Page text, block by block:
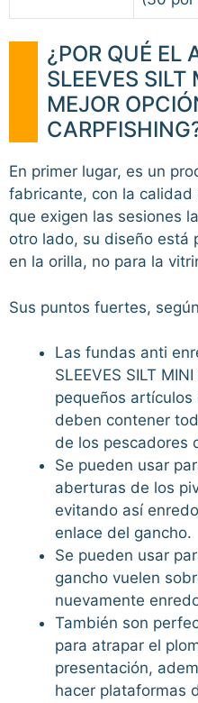
¿POR QUÉ EL
SLEEVES
MEJOR
En primer lugar, es un
fabricante, con la
que exigen las sesiones
otro lado, su diseño está
en la orilla, no para la
Sus puntos fuertes,
Las fundas anti
SLEEVES SILT
pequeños
deben contener
de los pescadores
Se pueden usar
aberturas de los
evitando así
enlace del gancho.
Se pueden usar
gancho vuelen
nuevamente
También son
para atrapar el
presentación,
hacer plataformas